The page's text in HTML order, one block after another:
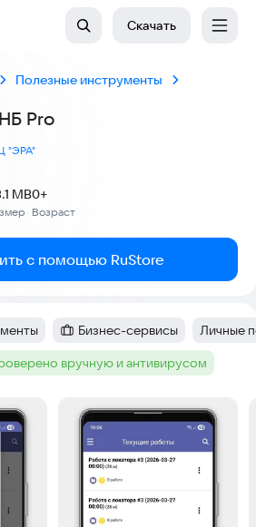
Скачать
Полезные инструменты
Pro
"ЭРА"
MB
Возраст
0+
с помощью RuStore
Категория :
Бизнес-сервисы Тег:
Личные
вручную и антивирусом